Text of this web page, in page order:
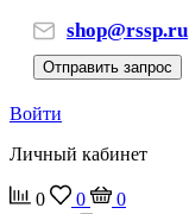
shop@rssp.ru
Отправить запрос
Войти
Личный кабинет
0 0
0